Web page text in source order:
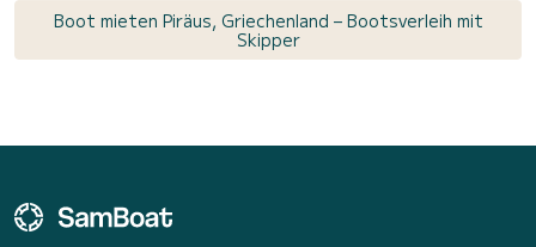
Boot mieten Piräus, Griechenland – Bootsverleih mit
Skipper